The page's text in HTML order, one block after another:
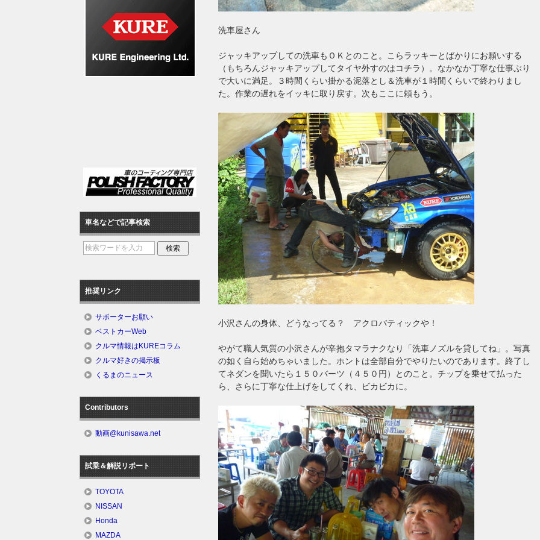
洗車屋さん
ジャッキアップしての洗車もＯＫとのこと。こらラッキーとばかりにお願いする
（もちろんジャッキアップしてタイヤ外すのはコチラ）。なかなか丁寧な仕事ぶり
で大いに満足。３時間くらい掛かる泥落とし＆洗車が１時間くらいで終わりまし
た。作業の遅れをイッキに取り戻す。次もここに頼もう。
小沢さんの身体、どうなってる？ アクロバティックや！
やがて職人気質の小沢さんが辛抱タマラナクなり「洗車ノズルを貸してね」。写真
の如く自ら始めちゃいました。ホントは全部自分でやりたいのであります。終了し
てネダンを聞いたら１５０バーツ（４５０円）とのこと。チップを乗せて払った
ら、さらに丁寧な仕上げをしてくれ、ビカビカに。
車名などで記事検索
推奨リンク
サポーターお願い
ベストカーWeb
クルマ情報はKUREコラム
クルマ好きの掲示板
くるまのニュース
Contributors
動画@kunisawa.net
試乗＆解説リポート
TOYOTA
NISSAN
Honda
MAZDA